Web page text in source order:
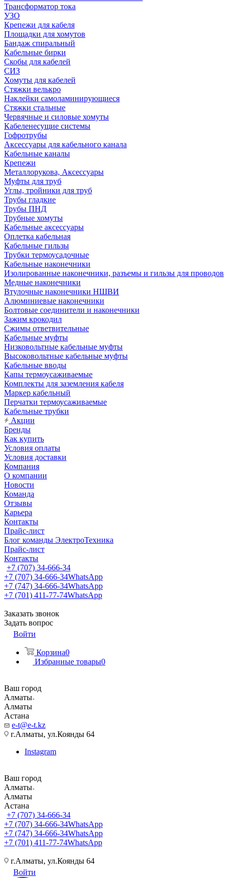
Трансформатор тока
УЗО
Крепежи для кабеля
Площадки для хомутов
Бандаж спиральный
Кабельные бирки
Cкобы для кабелей
СИЗ
Хомуты для кабелей
Стяжки велькро
Наклейки самоламинирующиеся
Стяжки стальные
Червячные и силовые хомуты
Кабеленесущие системы
Гофротрубы
Аксессуары для кабельного канала
Кабельные каналы
Крепежи
Металлорукова, Аксессуары
Муфты для труб
Углы, тройники для труб
Трубы гладкие
Трубы ПНД
Трубные хомуты
Кабельные аксессуары
Оплетка кабельная
Кабельные гильзы
Трубки термоусадочные
Кабельные наконечники
Изолированные наконечники, разъемы и гильзы для проводов
Медные наконечники
Втулочные наконечники НШВИ
Алюминиевые наконечники
Болтовые соединители и наконечники
Зажим крокодил
Сжимы ответвительные
Кабельные муфты
Низковольтные кабельные муфты
Высоковольтные кабельные муфты
Кабельные вводы
Капы термоусаживаемые
Комплекты для заземления кабеля
Маркер кабельный
Перчатки термоусаживаемые
Кабельные трубки
Акции
Бренды
Как купить
Условия оплаты
Условия доставки
Компания
О компании
Новости
Команда
Отзывы
Карьера
Контакты
Прайс-лист
Блог команды ЭлектроТехника
Прайс-лист
Контакты
+7 (707) 34-666-34
+7 (707) 34-666-34WhatsApp
+7 (747) 34-666-34WhatsApp
+7 (701) 411-77-74WhatsApp
Заказать звонок
Задать вопрос
Войти
Корзина0
Избранные товары0
Ваш город
Алматы
Алматы
Астана
e-t@e-t.kz
г.Алматы, ул.Коянды 64
Instagram
Ваш город
Алматы
Алматы
Астана
+7 (707) 34-666-34
+7 (707) 34-666-34WhatsApp
+7 (747) 34-666-34WhatsApp
+7 (701) 411-77-74WhatsApp
г.Алматы, ул.Коянды 64
Войти